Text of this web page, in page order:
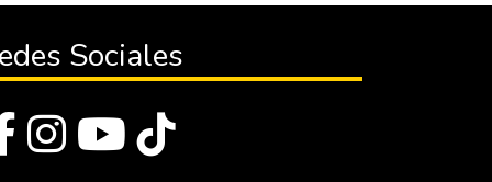
Sociales